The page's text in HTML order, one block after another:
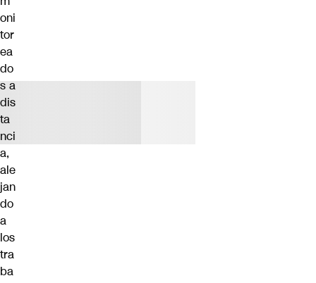
oni
tor
ea
do
s a
dis
ta
nci
a,
ale
jan
do
a
los
tra
ba